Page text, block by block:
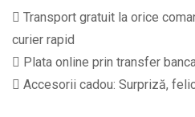
Transport gratuit la orice
curier rapid
Plata online prin transfer
Accesorii cadou: Surpriză,